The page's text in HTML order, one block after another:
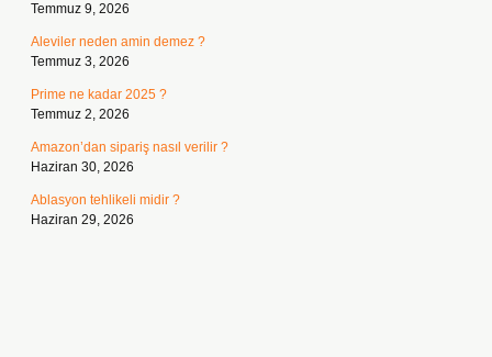
Temmuz 9, 2026
Aleviler neden amin demez ?
Temmuz 3, 2026
Prime ne kadar 2025 ?
Temmuz 2, 2026
Amazon’dan sipariş nasıl verilir ?
Haziran 30, 2026
Ablasyon tehlikeli midir ?
Haziran 29, 2026